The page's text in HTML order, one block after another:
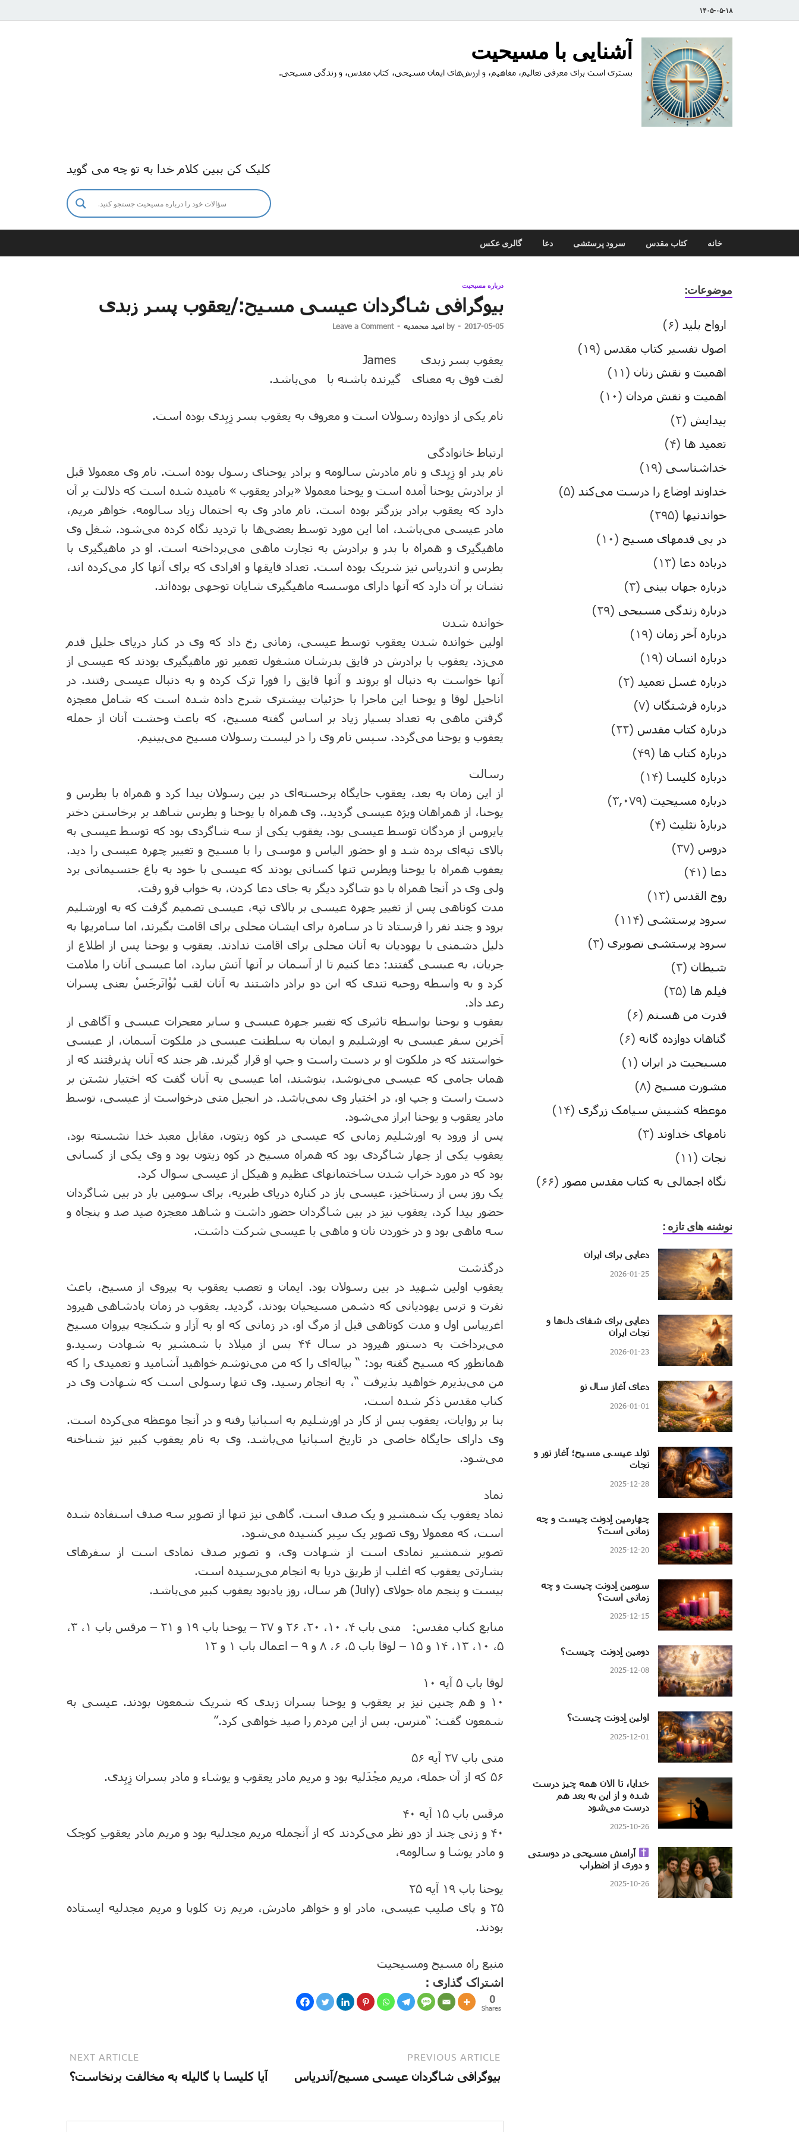
۱۴۰۵-۰۵-۱۸
آشنایی با مسیحیت
بستری است برای معرفی تعالیم، مفاهیم، و ارزش‌های ایمان مسیحی، کتاب مقدس، و زندگی مسیحی.
کلیک کن ببین کلام خدا به تو چه می گوید
خانه کتاب مقدس سرود پرستشی دعا گالری عکس
درباره مسیحیت
بیوگرافی شاگردان عیسی مسیح:/یعقوب پسر زبدی
2017-05-05
-
by امید محمدیه -
Leave a Comment
یعقوب پسر زبدی James
لغت فوق به معنای گیرنده پاشنه پا می‌باشد.
نام یکی از دوازده رسولان است و معروف به یعقوب پسر زِبِدی بوده است.
ارتباط خانوادگی
نام پدر او زِبِدی و نام مادرش سالومه و برادر یوحنای رسول بوده است. نام وی معمولا قبل
از برادرش یوحنا آمده است و یوحنا معمولا «برادر یعقوب » نامیده شده است که دلالت بر آن
دارد که یعقوب برادر بزرگتر بوده است. نام مادر وی به احتمال زیاد سالومه، خواهر مریم،
مادر عیسی می‌باشد، اما این مورد توسط بعضی‌ها با تردید نگاه کرده می‌شود. شغل وی
ماهیگیری و همراه با پدر و برادرش به تجارت ماهی می‌پرداخته است. او در ماهیگیری با
پطرس و اندریاس نیز شریک بوده است. تعداد قایقها و افرادی که برای آنها کار می‌کرده اند،
نشان بر آن دارد که آنها دارای موسسه ماهیگیری شایان توجهی بوده‌اند.
خوانده شدن
اولین خوانده شدن یعقوب توسط عیسی، زمانی رخ داد که وی در کنار دریای جلیل قدم
می‌زد. یعقوب با برادرش در قایق پدرشان مشغول تعمیر تور ماهیگیری بودند که عیسی از
آنها خواست به دنبال او بروند و آنها قایق را فورا ترک کرده و به دنبال عیسی رفتند. در
اناجیل لوقا و یوحنا این ماجرا با جزئیات بیشتری شرح داده شده است که شامل معجزه
گرفتن ماهی به تعداد بسیار زیاد بر اساس گفته مسیح، که باعث وحشت آنان از جمله
یعقوب و یوحنا می‌گردد. سپس نام وی را در لیست رسولان مسیح می‌بینیم.
رسالت
از این زمان به بعد، یعقوب جایگاه برجسته‌ای در بین رسولان پیدا کرد و همراه با پطرس و
یوحنا، از همراهان ویژه عیسی گردید.. وی همراه با یوحنا و پطرس شاهد بر برخاستن دختر
یایروس از مردگان توسط عیسی بود. یغقوب یکی از سه شاگردی بود که توسط عیسی به
بالای تپه‌ای برده شد و او حضور الیاس و موسی را با مسیح و تغییر چهره عیسی را دید.
یعقوب همراه با یوحنا وپطرس تنها کسانی بودند که عیسی با خود به باغ جتسیمانی برد
ولی وی در آنجا همراه با دو شاگرد دیگر به جای دعا کردن، به خواب فرو رفت.
مدت کوناهی پس از تغییر چهره عیسی بر بالای تپه، عیسی تصمیم گرفت که به اورشلیم
برود و چند نفر را فرستاد تا در سامره برای ایشان محلی برای اقامت بگیرند، اما سامریها به
دلیل دشمنی با یهودیان به آنان محلی برای اقامت ندادند. یعقوب و یوحنا پس از اطلاع از
جریان، به عیسی گفتند: دعا کنیم تا از آسمان بر آنها آتش ببارد، اما عیسی آنان را ملامت
کرد و به واسطه روحیه تندی که این دو برادر داشتند به آنان لقب بُوْانَرجَسْ یعنی پسران
رعد داد.
یعقوب و یوحنا بواسطه تاثیری که تغییر چهره عیسی و سایر معجزات عیسی و آگاهی از
آخرین سفر عیسی به اورشلیم و ایمان به سلطنت عیسی در ملکوت آسمان، از عیسی
خواستند که در ملکوت او بر دست راست و چپ او قرار گیرند. هر چند که آنان پذیرفتند که از
همان جامی که عیسی می‌نوشد، بنوشند، اما عیسی به آنان گفت که اختیار نشتن بر
دست راست و چپ او، در اختیار وی نمی‌باشد. در انجیل متی درخواست از عیسی، توسط
مادر یعقوب و یوحنا ابراز می‌شود.
پس از ورود به اورشلیم زمانی که عیسی در کوه زیتون، مقابل معبد خدا نشسته بود،
یعقوب یکی از چهار شاگردی بود که همراه مسیح در کوه زیتون بود و وی یکی از کسانی
بود که در مورد خراب شدن ساختمانهای عظیم و هیکل از عیسی سوال کرد.
یک روز پس از رستاخیز، عیسی باز در کناره دریای طبریه، برای سومین بار در بین شاگردان
حضور پیدا کرد، یعقوب نیز در بین شاگردان حضور داشت و شاهد معجزه صید صد و پنجاه و
سه ماهی بود و در خوردن نان و ماهی با عیسی شرکت داشت.
درگذشت
یعقوب اولین شهید در بین رسولان بود. ایمان و تعصب یعقوب به پیروی از مسیح، باعث
نفرت و ترس یهودیانی که دشمن مسیحیان بودند، گردید. یعقوب در زمان پادشاهی هیرود
اغریپاس اول و مدت کوتاهی قبل از مرگ او، در زمانی که او به آزار و شکنجه پیروان مسیح
می‌پرداخت به دستور هیرود در سال ۴۴ پس از میلاد با شمشیر به شهادت رسید.و
همانطور که مسیح گفته بود: “ پیاله‌ای را که من می‌نوشم خواهید آشامید و تعمیدی را که
من می‌پذیرم خواهید پذیرفت “، به انجام رسید. وی تنها رسولی است که شهادت وی در
کتاب مقدس ذکر شده است.
بنا بر روایات، یعقوب پس از کار در اورشلیم به اسپانیا رفته و در آنجا موعظه می‌کرده است.
وی دارای جایگاه خاصی در تاریخ اسپانیا می‌باشد. وی به نام یعقوب کبیر نیز شناخته
می‌شود.
نماد
نماد یعقوب یک شمشیر و یک صدف است. گاهی نیز تنها از تصویر سه صدف استفاده شده
است، که معمولا روی تصویر یک سِپر کشیده می‌شود.
تصویر شمشیر نمادی است از شهادت وی، و تصویر صدف نمادی است از سفرهای
بشارتی یعقوب که اغلب از طریق دریا به انجام می‌رسیده است.
بیست و پنجم ماه جولای (July) هر سال، روز یادبود یعقوب کبیر می‌باشد.
منابع کتاب مقدس: متی باب ۴، ۱۰، ۲۰، ۲۶ و ۲۷ – یوحنا باب ۱۹ و ۲۱ – مرقس باب ۱، ۳،
۵، ۱۰، ۱۳، ۱۴ و ۱۵ – لوقا باب ۵، ۶، ۸ و ۹ – اعمال باب ۱ و ۱۲
لوقا باب ۵ آیه ۱۰
۱۰ و هم چنین نیز بر یعقوب و یوحنا پسران زبدی که شریک شمعون بودند. عیسی به
شمعون گفت: “مترس. پس از این مردم را صید خواهی کرد.”
متی باب ۲۷ آیه ۵۶
۵۶ که از آن جمله، مریم مجْدَلیه بود و مریم مادر یعقوب و یوشاء و مادر پسران زِبِدی.
مرقس باب ۱۵ آیه ۴۰
۴۰ و زنی چند از دور نظر می‌کردند که از آنجمله مریم مجدلیه بود و مریم مادر یعقوبِ کوچک
و مادر یوشا و سالومه،
یوحنا باب ۱۹ آیه ۲۵
۲۵ و پای صلیب عیسی، مادر او و خواهر مادرش، مریم زن کلوپا و مریم مجدلیه ایستاده
بودند.
منبع راه مسیح ومسیحیت
اشتراک گذاری :
0
Shares
PREVIOUS ARTICLE
بیوگرافی شاگردان عیسی مسیح/آندریاس
NEXT ARTICLE
آیا کلیسا با گالیله به مخالفت برنخاست؟
موضوعات:
ارواح پلید (۶)
اصول تفسیر کتاب مقدس (۱۹)
اهمیت و نقش زنان (۱۱)
اهمیت و نقش مردان (۱۰)
پیدایش (۲)
تعمید ها (۴)
خداشناسی (۱۹)
خداوند اوضاع را درست می‌کند (۵)
خواندنیها (۲۹۵)
در پی قدمهای مسیح (۱۰)
درباده دعا (۱۳)
درباره جهان بینی (۳)
درباره زندگی مسیحی (۲۹)
درباره آخر زمان (۱۹)
درباره انسان (۱۹)
درباره غسل تعمید (۲)
درباره فرشتگان (۷)
درباره کتاب مقدس (۲۲)
درباره کتاب ها (۴۹)
درباره کلیسا (۱۴)
درباره مسیحیت (۳,۰۷۹)
دربارۀ تثلیث (۴)
دروس (۳۷)
دعا (۴۱)
روح القدس (۱۳)
سرود پرستشی (۱۱۴)
سرود پرستشی تصویری (۳)
شیطان (۳)
فیلم ها (۲۵)
قدرت من هستم (۶)
گناهان دوازده گانه (۶)
مسیحیت در ایران (۱)
مشورت مسیح (۸)
موعظه کشیش سیامک زرگری (۱۴)
نامهای خداوند (۳)
نجات (۱۱)
نگاه اجمالی به کتاب مقدس مصور (۶۶)
نوشنه های تازه :
دعایی برای ایران
2026-01-25
دعایی برای شفای دل‌ها و
نجات ایران
2026-01-23
دعای آغاز سال نو
2026-01-01
تولد عیسی مسیح؛ آغاز نور و
نجات
2025-12-28
چهارمین اِدونت چیست و چه
زمانی است؟
2025-12-20
سومین اِدونت چیست و چه
زمانی است؟
2025-12-15
دومین اِدونت چیست؟
2025-12-08
اولین اِدونت چیست؟
2025-12-01
خدایا، تا الان همه چیز درست
شده و از این به بعد هم
درست می‌شود
2025-10-26
آرامش مسیحی در دوستی
و دوری از اضطراب
2025-10-26